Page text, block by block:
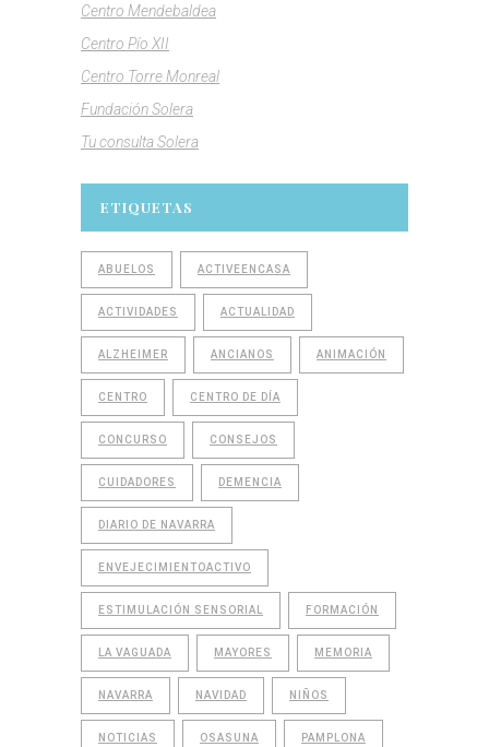
Centro Mendebaldea
Centro Pío XII
Centro Torre Monreal
Fundación Solera
Tu consulta Solera
ETIQUETAS
ABUELOS ACTIVEENCASA
ACTIVIDADES ACTUALIDAD
ALZHEIMER ANCIANOS ANIMACIÓN
CENTRO CENTRO DE DÍA
CONCURSO CONSEJOS
CUIDADORES DEMENCIA
DIARIO DE NAVARRA
ENVEJECIMIENTOACTIVO
ESTIMULACIÓN SENSORIAL FORMACIÓN
LA VAGUADA MAYORES MEMORIA
NAVARRA NAVIDAD NIÑOS
NOTICIAS OSASUNA PAMPLONA